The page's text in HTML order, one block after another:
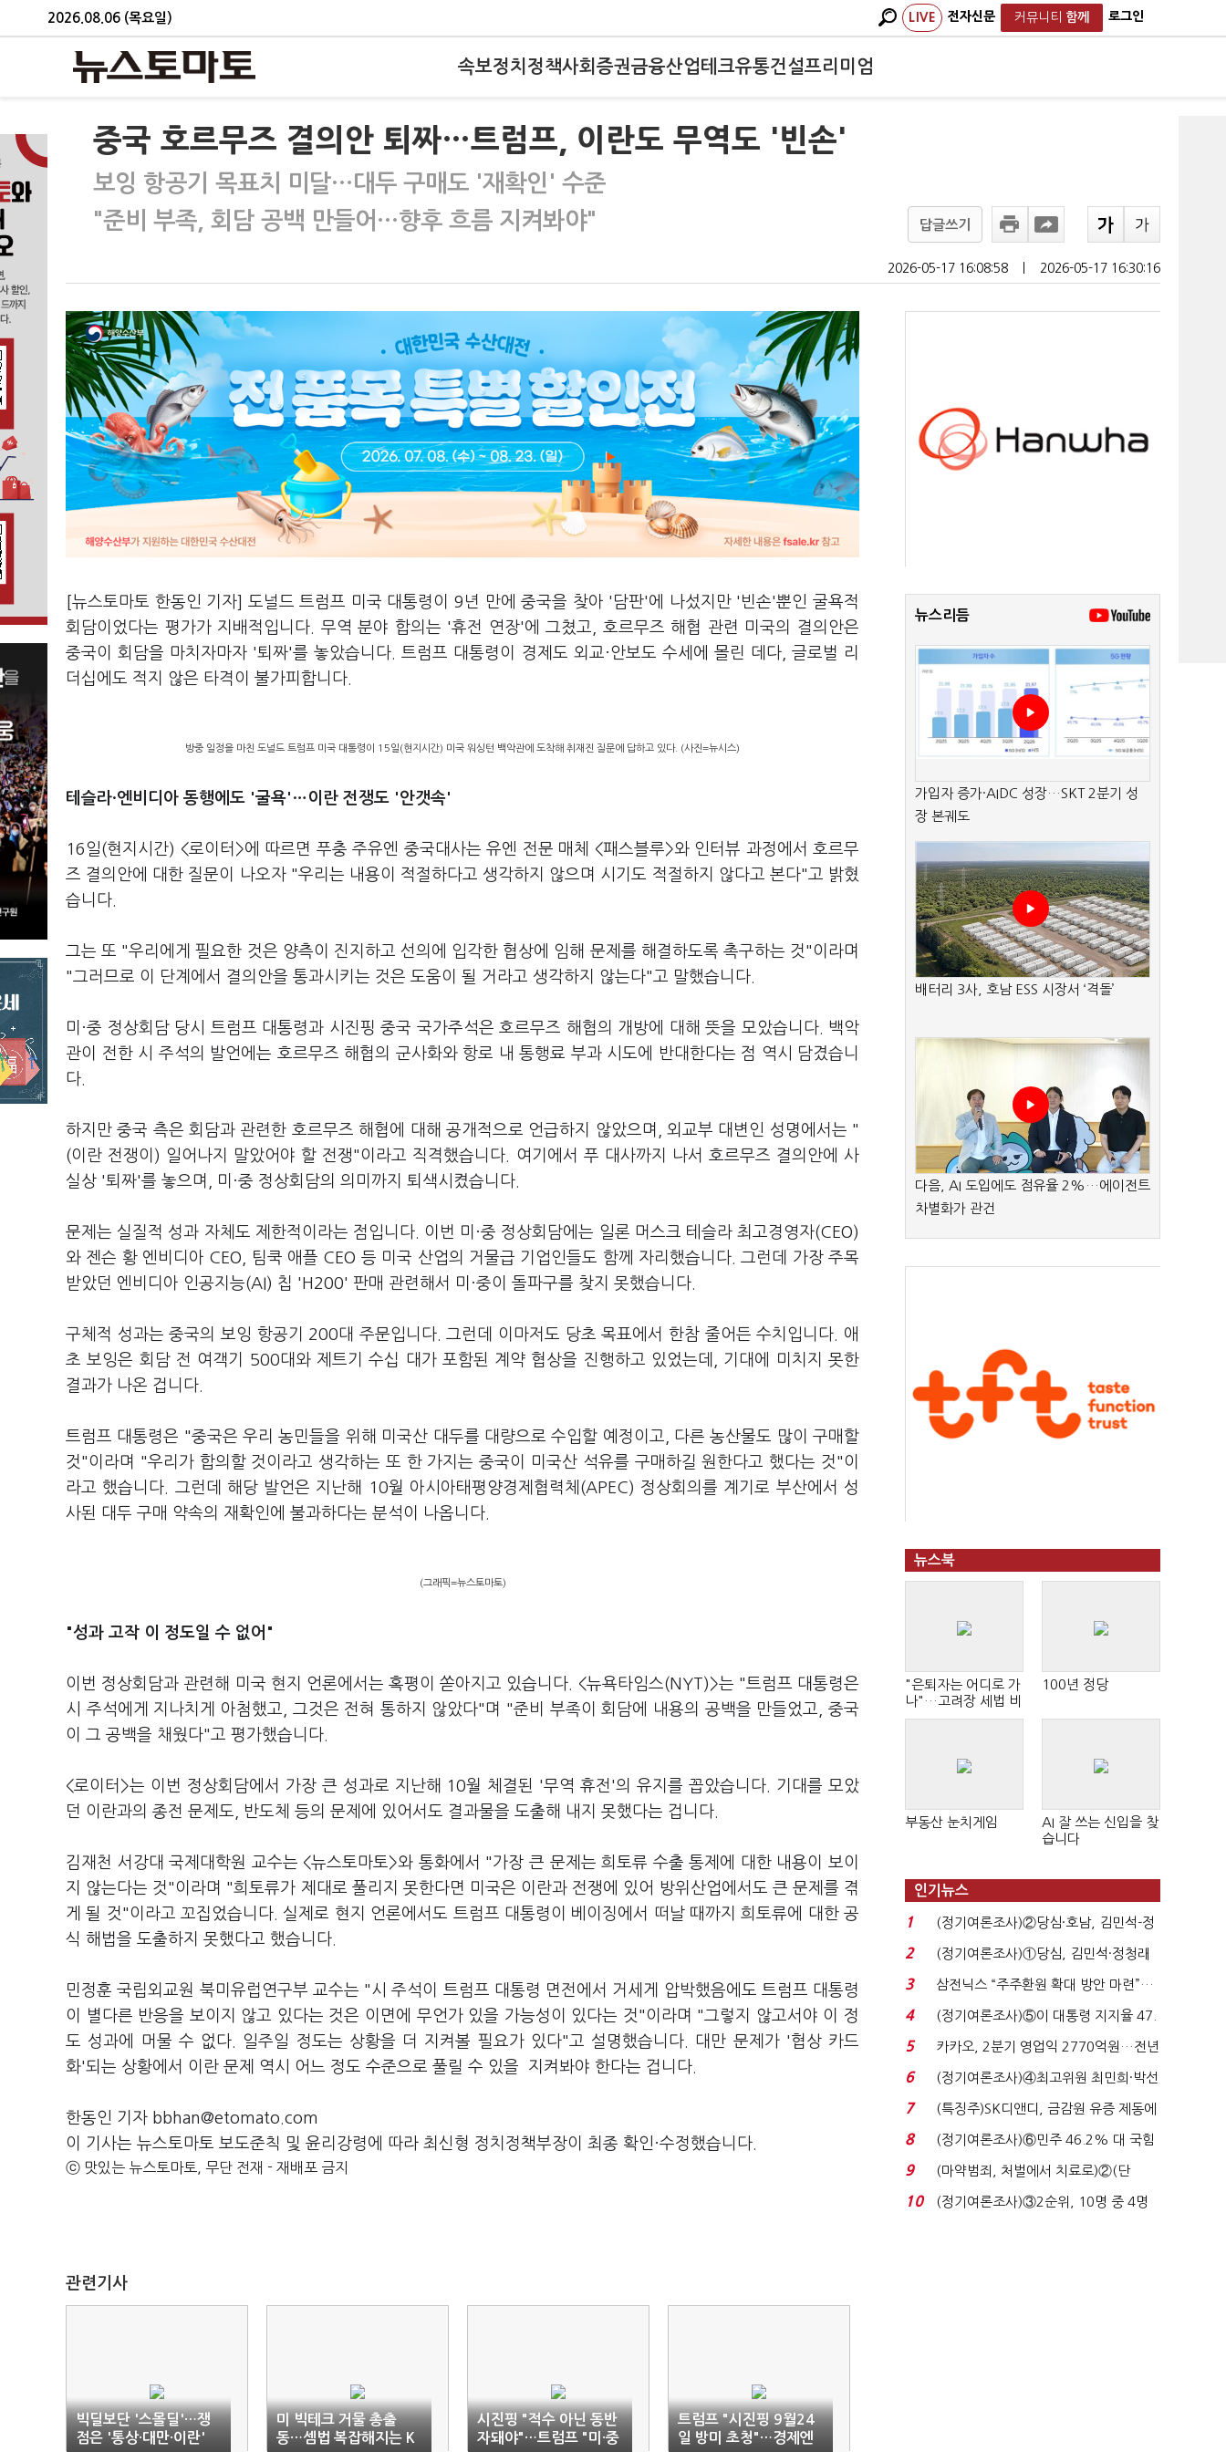
2026.08.06 (목요일) LIVE 전자신문 커뮤니티 함께 로그인
속보정치 정책사회 증권금융산업테크유통건설프리미엄
중국 호르무즈 결의안 퇴짜…트럼프, 이란도 무역도 '빈손'
보잉 항공기 목표치 미달…대두 구매도 '재확인' 수준
"준비 부족, 회담 공백 만들어…향후 흐름 지켜봐야"
답글쓰기
2026-05-17 16:08:58 2026-05-17 16:30:16
[뉴스토마토 한동인 기자] 도널드 트럼프 미국 대통령이 9년 만에 중국을 찾아 '담판'에 나섰지만 '빈손'뿐인 굴욕적
회담이었다는 평가가 지배적입니다. 무역 분야 합의는 '휴전 연장'에 그쳤고, 호르무즈 해협 관련 미국의 결의안은
중국이 회담을 마치자마자 '퇴짜'를 놓았습니다. 트럼프 대통령이 경제도 외교·안보도 수세에 몰린 데다, 글로벌 리
더십에도 적지 않은 타격이 불가피합니다.
방중 일정을 마친 도널드 트럼프 미국 대통령이 15일(현지시간) 미국 워싱턴 백악관에 도착해 취재진 질문에 답하고 있다. (사진=뉴시스)
테슬라·엔비디아 동행에도 '굴욕'…이란 전쟁도 '안갯속'
16일(현지시간) <로이터>에 따르면 푸충 주유엔 중국대사는 유엔 전문 매체 <패스블루>와 인터뷰 과정에서 호르무
즈 결의안에 대한 질문이 나오자 "우리는 내용이 적절하다고 생각하지 않으며 시기도 적절하지 않다고 본다"고 밝혔
습니다.
그는 또 "우리에게 필요한 것은 양측이 진지하고 선의에 입각한 협상에 임해 문제를 해결하도록 촉구하는 것"이라며
"그러므로 이 단계에서 결의안을 통과시키는 것은 도움이 될 거라고 생각하지 않는다"고 말했습니다.
미·중 정상회담 당시 트럼프 대통령과 시진핑 중국 국가주석은 호르무즈 해협의 개방에 대해 뜻을 모았습니다. 백악
관이 전한 시 주석의 발언에는 호르무즈 해협의 군사화와 항로 내 통행료 부과 시도에 반대한다는 점 역시 담겼습니
다.
하지만 중국 측은 회담과 관련한 호르무즈 해협에 대해 공개적으로 언급하지 않았으며, 외교부 대변인 성명에서는 "
(이란 전쟁이) 일어나지 말았어야 할 전쟁"이라고 직격했습니다. 여기에서 푸 대사까지 나서 호르무즈 결의안에 사
실상 '퇴짜'를 놓으며, 미·중 정상회담의 의미까지 퇴색시켰습니다.
문제는 실질적 성과 자체도 제한적이라는 점입니다. 이번 미·중 정상회담에는 일론 머스크 테슬라 최고경영자(CEO)
와 젠슨 황 엔비디아 CEO, 팀쿡 애플 CEO 등 미국 산업의 거물급 기업인들도 함께 자리했습니다. 그런데 가장 주목
받았던 엔비디아 인공지능(AI) 칩 'H200' 판매 관련해서 미·중이 돌파구를 찾지 못했습니다.
구체적 성과는 중국의 보잉 항공기 200대 주문입니다. 그런데 이마저도 당초 목표에서 한참 줄어든 수치입니다. 애
초 보잉은 회담 전 여객기 500대와 제트기 수십 대가 포함된 계약 협상을 진행하고 있었는데, 기대에 미치지 못한
결과가 나온 겁니다.
트럼프 대통령은 "중국은 우리 농민들을 위해 미국산 대두를 대량으로 수입할 예정이고, 다른 농산물도 많이 구매할
것"이라며 "우리가 합의할 것이라고 생각하는 또 한 가지는 중국이 미국산 석유를 구매하길 원한다고 했다는 것"이
라고 했습니다. 그런데 해당 발언은 지난해 10월 아시아태평양경제협력체(APEC) 정상회의를 계기로 부산에서 성
사된 대두 구매 약속의 재확인에 불과하다는 분석이 나옵니다.
(그래픽=뉴스토마토)
"성과 고작 이 정도일 수 없어"
이번 정상회담과 관련해 미국 현지 언론에서는 혹평이 쏟아지고 있습니다. <뉴욕타임스(NYT)>는 "트럼프 대통령은
시 주석에게 지나치게 아첨했고, 그것은 전혀 통하지 않았다"며 "준비 부족이 회담에 내용의 공백을 만들었고, 중국
이 그 공백을 채웠다"고 평가했습니다.
<로이터>는 이번 정상회담에서 가장 큰 성과로 지난해 10월 체결된 '무역 휴전'의 유지를 꼽았습니다. 기대를 모았
던 이란과의 종전 문제도, 반도체 등의 문제에 있어서도 결과물을 도출해 내지 못했다는 겁니다.
김재천 서강대 국제대학원 교수는 <뉴스토마토>와 통화에서 "가장 큰 문제는 희토류 수출 통제에 대한 내용이 보이
지 않는다는 것"이라며 "희토류가 제대로 풀리지 못한다면 미국은 이란과 전쟁에 있어 방위산업에서도 큰 문제를 겪
게 될 것"이라고 꼬집었습니다. 실제로 현지 언론에서도 트럼프 대통령이 베이징에서 떠날 때까지 희토류에 대한 공
식 해법을 도출하지 못했다고 했습니다.
민정훈 국립외교원 북미유럽연구부 교수는 "시 주석이 트럼프 대통령 면전에서 거세게 압박했음에도 트럼프 대통령
이 별다른 반응을 보이지 않고 있다는 것은 이면에 무언가 있을 가능성이 있다는 것"이라며 "그렇지 않고서야 이 정
도 성과에 머물 수 없다. 일주일 정도는 상황을 더 지켜볼 필요가 있다"고 설명했습니다. 대만 문제가 '협상 카드
화'되는 상황에서 이란 문제 역시 어느 정도 수준으로 풀릴 수 있을 지켜봐야 한다는 겁니다.
한동인 기자 bbhan@etomato.com
이 기사는 뉴스토마토 보도준칙 및 윤리강령에 따라 최신형 정치정책부장이 최종 확인·수정했습니다.
ⓒ 맛있는 뉴스토마토, 무단 전재 - 재배포 금지
관련기사
빅딜보단 '스몰딜'…쟁
점은 '통상·대만·이란'
미 빅테크 거물 총출
동…셈법 복잡해지는 K
시진핑 "적수 아닌 동반
자돼야"…트럼프 "미·중
트럼프 "시진핑 9월24
일 방미 초청"…경제엔
뉴스리듬
가입자 증가·AIDC 성장…SKT 2분기 성
장 본궤도
배터리 3사, 호남 ESS 시장서 ‘격돌’
다음, AI 도입에도 점유율 2%…에이전트
차별화가 관건
뉴스북
"은퇴자는 어디로 가
나"…고려장 세법 비
판 확산
100년 정당
부동산 눈치게임
AI 잘 쓰는 신입을 찾
습니다
인기뉴스
1
(정기여론조사)②당심·호남, 김민석-정
청래 '초접전'...
2
(정기여론조사)①당심, 김민석·정청래
'초접전'…대통령 ...
3
삼전닉스 “주주환원 확대 방안 마련”…
로이터에 성명...
4
(정기여론조사)⑤이 대통령 지지율 47.
7%…일주일 만에 ...
5
카카오, 2분기 영업익 2770억원…전년
비 36% 증가...
6
(정기여론조사)④최고위원 최민희·박선
원 '양강'…서미...
7
(특징주)SK디앤디, 금감원 유증 제동에
장 초반 상한가...
8
(정기여론조사)⑥민주 46.2% 대 국힘
31.0%…오차범위 밖 ...
9
(마약범죄, 처벌에서 치료로)②(단
독)"마약은 전염병…여성...
10
(정기여론조사)③2순위, 10명 중 4명